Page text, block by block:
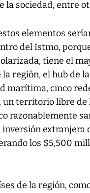
la sociedad, entre
elementos
del Istmo,
tiene el
región, el hub de
marítima, cinco
un territorio libre de
razonablemente
inversión extranjera
los $5,500
de la región,